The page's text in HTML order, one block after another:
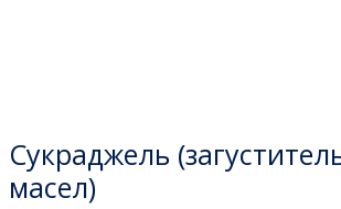
Сукраджель
масел)